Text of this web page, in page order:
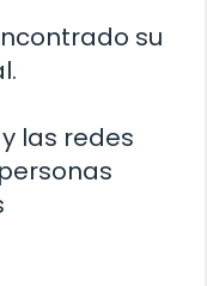
su
las redes